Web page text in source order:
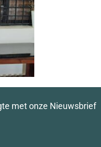
met onze Nieuwsbrief